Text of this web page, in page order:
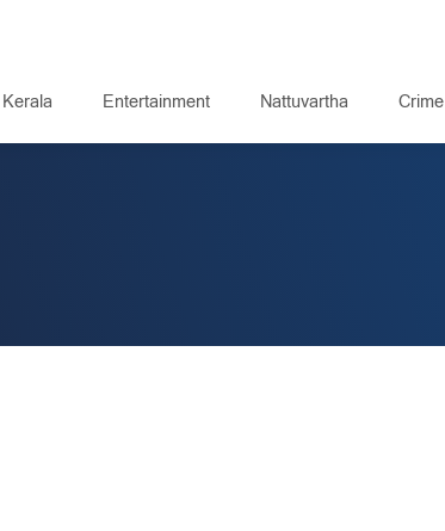
Kerala Entertainment Nattuvartha Crime